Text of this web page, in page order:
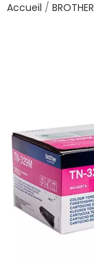
Accueil BROTHER